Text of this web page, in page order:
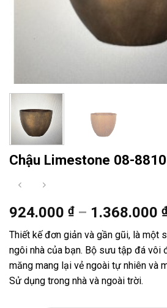
Chậu Limestone 08-8810
924.000 ₫ – 1.368.000 ₫
Thiết kế đơn giản và gần gũi, là một
ngôi nhà của bạn. Bộ sưu tập đá vôi
măng mang lại vẻ ngoài tự nhiên và
Sử dụng trong nhà và ngoài trời.